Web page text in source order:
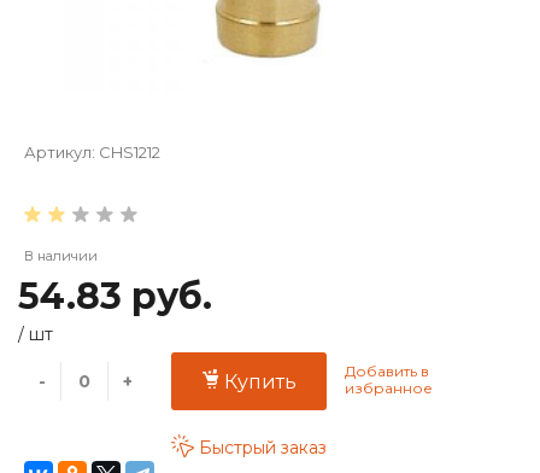
Артикул: CHS1212
В наличии
54.83 руб.
/ шт
- + Купить
Быстрый заказ